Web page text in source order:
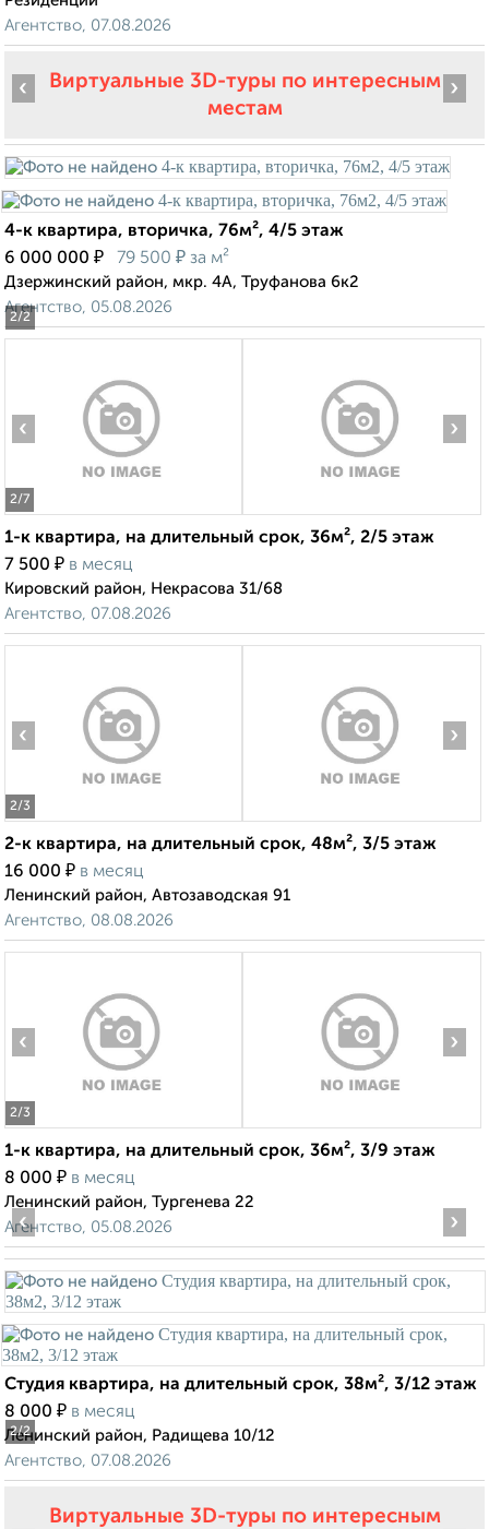
Агентство, 07.08.2026
Виртуальные 3D-туры по интересным
местам
2/2
‹ ›
4-к квартира, вторичка, 76м², 4/5 этаж
6 000 000 ₽ 79 500 ₽ за м²
Дзержинский район, мкр. 4А, Труфанова 6к2
Агентство, 05.08.2026
2/7
‹ ›
1-к квартира, на длительный срок, 36м², 2/5 этаж
7 500 ₽ в месяц
Кировский район, Некрасова 31/68
Агентство, 07.08.2026
2/3
‹ ›
2-к квартира, на длительный срок, 48м², 3/5 этаж
16 000 ₽ в месяц
Ленинский район, Автозаводская 91
Агентство, 08.08.2026
2/3
‹ ›
1-к квартира, на длительный срок, 36м², 3/9 этаж
8 000 ₽ в месяц
Ленинский район, Тургенева 22
Агентство, 05.08.2026
2/2
‹ ›
Студия квартира, на длительный срок, 38м², 3/12 этаж
8 000 ₽ в месяц
Ленинский район, Радищева 10/12
Агентство, 07.08.2026
Виртуальные 3D-туры по интересным